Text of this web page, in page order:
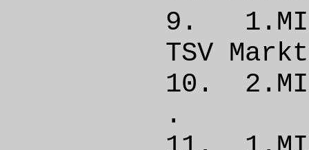
9.
TSV
10.
.